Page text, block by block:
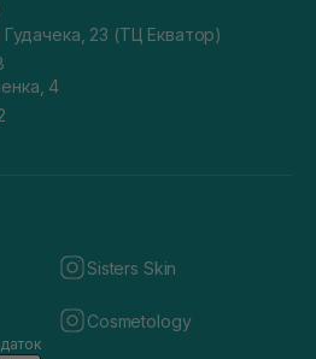
Гудачека, 23 (ТЦ Екватор)
4
Sisters Skin
Cosmetology